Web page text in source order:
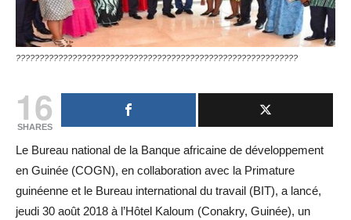
????????????????????????????????????????????????????????????
16
SHARES
Le Bureau national de la Banque africaine de développement
en Guinée (COGN), en collaboration avec la Primature
guinéenne et le Bureau international du travail (BIT), a lancé,
jeudi 30 août 2018 à l’Hôtel Kaloum (Conakry, Guinée), un